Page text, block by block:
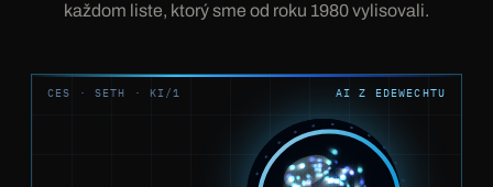
každom liste, ktorý sme od roku 1980 vylisovali.
CES · SETH · KI/1 AI Z EDEWECHTU